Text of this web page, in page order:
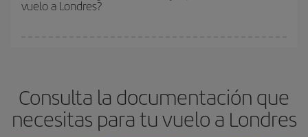
y de que las tarifas más baratas (turista) estén disponibles o se
vuelo a Londres?
Consulta la documentación que
necesitas para tu vuelo a Londres